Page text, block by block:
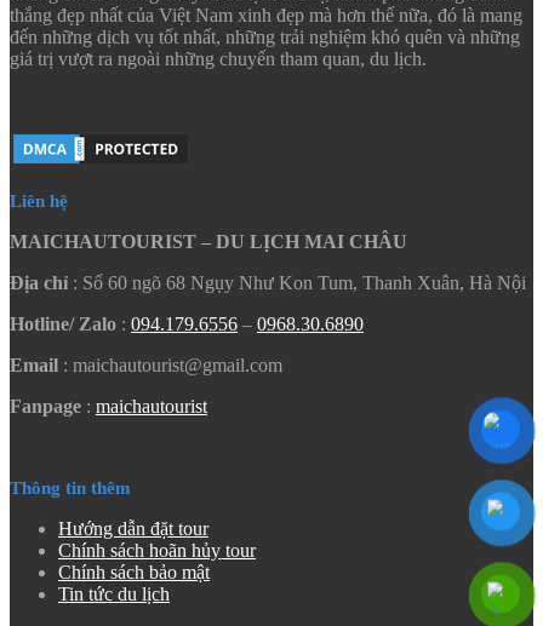
thắng đẹp nhất của Việt Nam xinh đẹp mà hơn thế nữa, đó là mang
đến những dịch vụ tốt nhất, những trải nghiệm khó quên và những
giá trị vượt ra ngoài những chuyến tham quan, du lịch.
Liên hệ
MAICHAUTOURIST – DU LỊCH MAI CHÂU
Địa chỉ : Số 60 ngõ 68 Ngụy Như Kon Tum, Thanh Xuân, Hà Nội
Hotline/ Zalo : 094.179.6556 – 0968.30.6890
Email : maichautourist@gmail.com
Fanpage : maichautourist
Thông tin thêm
Hướng dẫn đặt tour
Chính sách hoãn hủy tour
Chính sách bảo mật
Tin tức du lịch